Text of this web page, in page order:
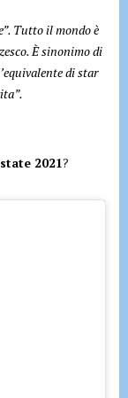
Tutto il mondo è
È sinonimo di
di star
2021?